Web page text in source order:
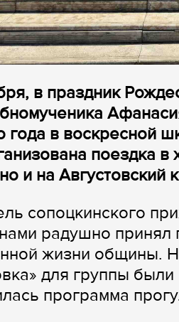
в праздник
года в воскресной
поездка
и на Августовский
сопоцкинского
радушно принял
жизни общины.
для группы
программа